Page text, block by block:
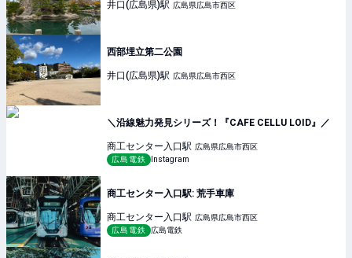
井口(広島県)駅 広島県広島市西区
西部埋立第二公園
井口(広島県)駅 広島県広島市西区
＼沿線魅力発見シリーズ！『CAFE CELLU LOID』／
商工センター入口駅 広島県広島市西区
広島電鉄
Instagram
商工センター入口駅: 荒手車庫
商工センター入口駅 広島県広島市西区
広島電鉄
広島電鉄